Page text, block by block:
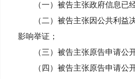
（一）被告主张政府信息已经
（二）被告主张因公共利益决
影响举证；
（三）被告主张原告申请公开
（四）被告主张原告申请公开